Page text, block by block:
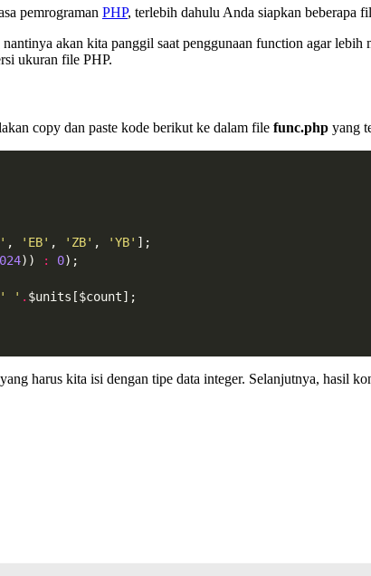
pemrograman PHP, terlebih dahulu Anda siapkan beberapa
akan kita panggil saat penggunaan function agar lebih
ukuran file PHP.
copy dan paste kode berikut ke dalam file func.php yang
, 'EB' , 'ZB' , 'YB' ];
)) : 0);
' ' . $units[$count];
yang harus kita isi dengan tipe data integer. Selanjutnya, hasil